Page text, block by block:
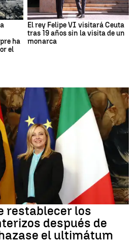
ha
el
El rey Felipe VI visitará Ceuta
tras 19 años sin la visita de un
monarca
restablecer los
después de
el ultimátum